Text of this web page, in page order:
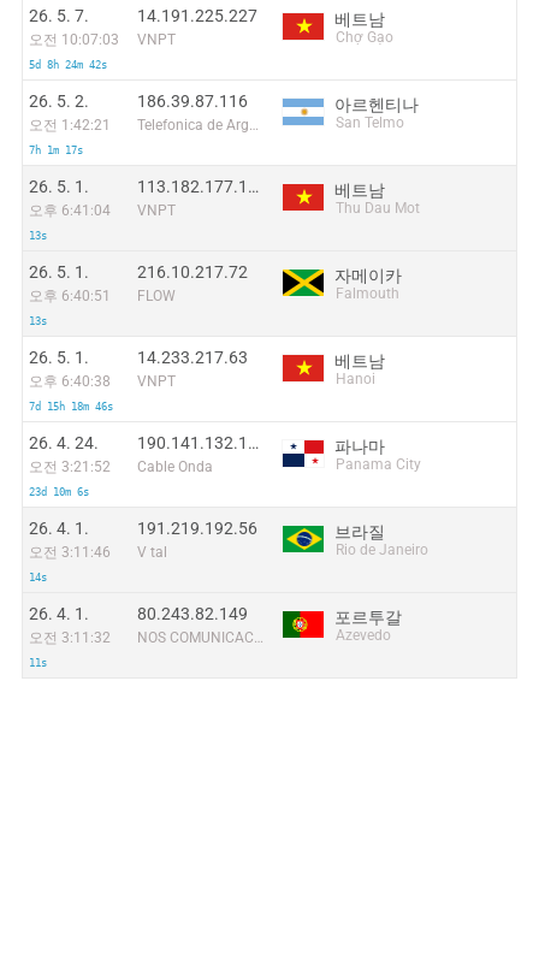
26. 5. 7.
오전 10:07:03
5d 8h 24m 42s
14.191.225.227
VNPT
베트남
Chợ Gạo
26. 5. 2.
오전 1:42:21
7h 1m 17s
186.39.87.116
Telefonica de Argentina
아르헨티나
San Telmo
26. 5. 1.
오후 6:41:04
13s
113.182.177.130
VNPT
베트남
Thu Dau Mot
26. 5. 1.
오후 6:40:51
13s
216.10.217.72
FLOW
자메이카
Falmouth
26. 5. 1.
오후 6:40:38
7d 15h 18m 46s
14.233.217.63
VNPT
베트남
Hanoi
26. 4. 24.
오전 3:21:52
23d 10m 6s
190.141.132.165
Cable Onda
파나마
Panama City
26. 4. 1.
오전 3:11:46
14s
191.219.192.56
V tal
브라질
Rio de Janeiro
26. 4. 1.
오전 3:11:32
11s
80.243.82.149
NOS COMUNICACOES, S.A.
포르투갈
Azevedo